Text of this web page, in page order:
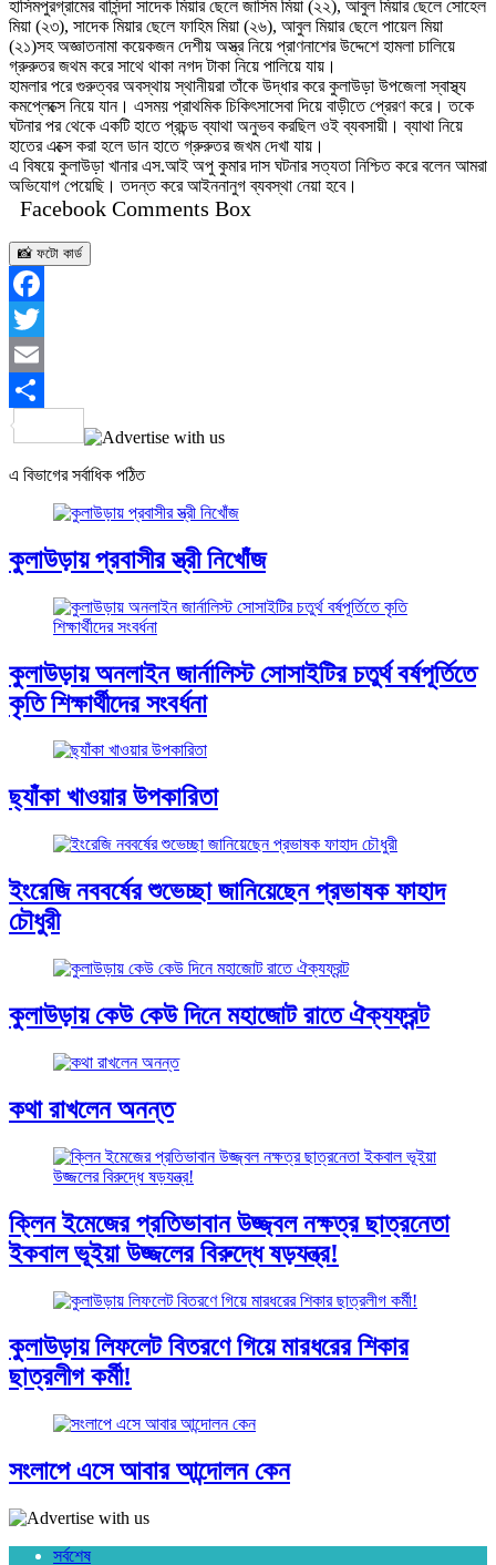
হাসিমপুরগ্রামের বাসিন্দা সাদেক মিয়ার ছেলে জাসিম মিয়া (২২), আবুল মিয়ার ছেলে সোহেল
মিয়া (২৩), সাদেক মিয়ার ছেলে ফাহিম মিয়া (২৬), আবুল মিয়ার ছেলে পায়েল মিয়া
(২১)সহ অজ্ঞাতনামা কয়েকজন দেশীয় অস্ত্র নিয়ে প্রাণনাশের উদ্দেশে হামলা চালিয়ে
গ্রুরুতর জথম করে সাথে থাকা নগদ টাকা নিয়ে পালিয়ে যায়।
হামলার পরে গুরুত্বর অবস্থায় স্থানীয়রা তাঁকে উদ্ধার করে কুলাউড়া উপজেলা স্বাস্থ্য
কমপ্লেক্সে নিয়ে যান। এসময় প্রাথমিক চিকিৎসাসেবা দিয়ে বাড়ীতে প্রেরণ করে। তকে
ঘটনার পর থেকে একটি হাতে প্রচন্ড ব্যাথা অনুভব করছিল ওই ব্যবসায়ী। ব্যাথা নিয়ে
হাতের এক্সে করা হলে ডান হাতে গ্রুরুতর জখম দেখা যায়।
এ বিষয়ে কুলাউড়া খানার এস.আই অপু কুমার দাস ঘটনার সত্যতা নিশ্চিত করে বলেন আমরা
অভিযোগ পেয়েছি। তদন্ত করে আইননানুগ ব্যবস্থা নেয়া হবে।
Facebook Comments Box
📸 ফটো কার্ড
Facebook
Twitter
Email
Share
এ বিভাগের সর্বাধিক পঠিত
কুলাউড়ায় প্রবাসীর স্ত্রী নিখোঁজ
কুলাউড়ায় অনলাইন জার্নালিস্ট সোসাইটির চতুর্থ বর্ষপূর্তিতে
কৃতি শিক্ষার্থীদের সংবর্ধনা
ছ্যাঁকা খাওয়ার উপকারিতা
ইংরেজি নববর্ষের শুভেচ্ছা জানিয়েছেন প্রভাষক ফাহাদ
চৌধুরী
কুলাউড়ায় কেউ কেউ দিনে মহাজোট রাতে ঐক্যফ্রন্ট
কথা রাখলেন অনন্ত
ক্লিন ইমেজের প্রতিভাবান উজ্জ্বল নক্ষত্র ছাত্রনেতা
ইকবাল ভূইয়া উজ্জলের বিরুদ্ধে ষড়যন্ত্র!
কুলাউড়ায় লিফলেট বিতরণে গিয়ে মারধরের শিকার
ছাত্রলীগ কর্মী!
সংলাপে এসে আবার আন্দোলন কেন
সর্বশেষ